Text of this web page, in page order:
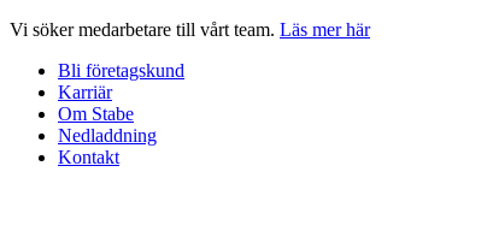
Hoppa
innehåll
Vi söker medarbetare till vårt team. Läs mer här
Bli företagskund
Karriär
Om Stabe
Nedladdning
Kontakt